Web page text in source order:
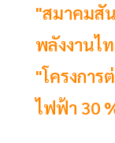
"สมาคมสั
พลังงานไ
"โครงการ
ไฟฟ้า 30